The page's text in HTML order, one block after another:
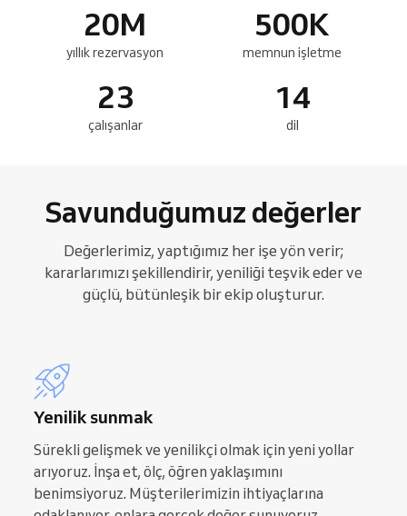
20M
yıllık rezervasyon
500K
memnun işletme
23
çalışanlar
14
dil
Savunduğumuz değerler
Değerlerimiz, yaptığımız her işe yön verir;
kararlarımızı şekillendirir, yeniliği teşvik eder ve
güçlü, bütünleşik bir ekip oluşturur.
Yenilik sunmak
Sürekli gelişmek ve yenilikçi olmak için yeni yollar
arıyoruz. İnşa et, ölç, öğren yaklaşımını
benimsiyoruz. Müşterilerimizin ihtiyaçlarına